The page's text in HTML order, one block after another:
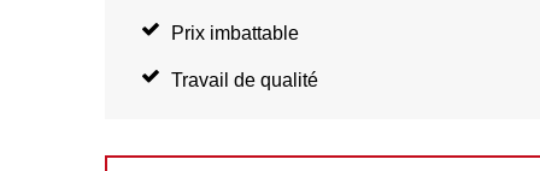
Prix imbattable
Travail de qualité